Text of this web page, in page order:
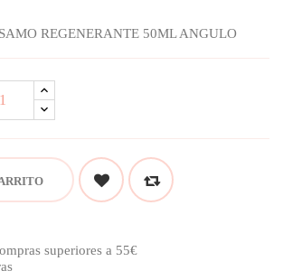
REGENERANTE 50ML ANGULO
superiores a 55€